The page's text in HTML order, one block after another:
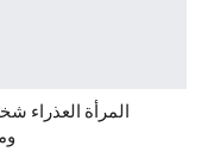
المرأة العذراء